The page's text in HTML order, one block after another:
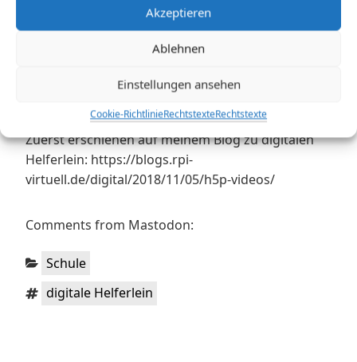
Akzeptieren
Ablehnen
Einstellungen ansehen
Cookie-RichtlinieRechtstexteRechtstexte
https://h5p.org/node/328797
Zuerst erschienen auf meinem Blog zu digitalen
Helferlein: https://blogs.rpi-
virtuell.de/digital/2018/11/05/h5p-videos/
Comments from Mastodon:
Kategorien:
Schule
Schlagwörter:
digitale Helferlein